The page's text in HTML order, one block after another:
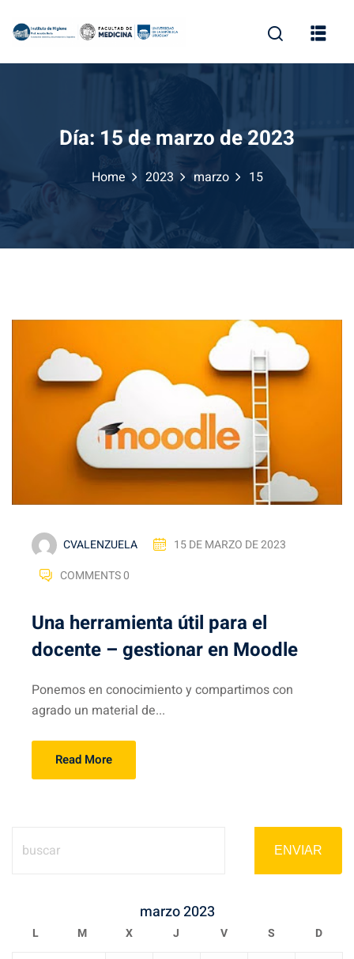
Día: 15 de marzo de 2023
Home 2023 marzo 15
CVALENZUELA
15 DE MARZO DE 2023
COMMENTS 0
Una herramienta útil para el
docente – gestionar en Moodle
Ponemos en conocimiento y compartimos con
agrado un material de...
Read More
ENVIAR
marzo 2023
L M X J V S D